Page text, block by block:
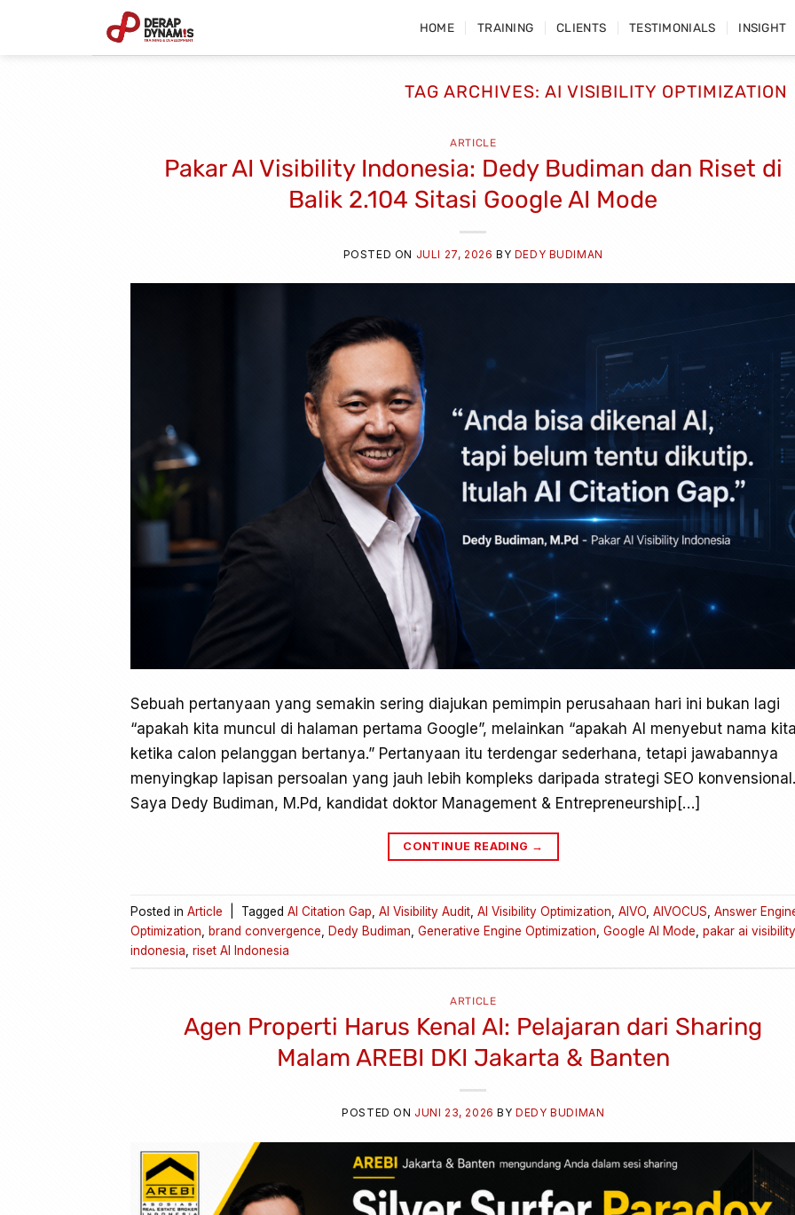
HOME TRAINING CLIENTS TESTIMONIALS INSIGHT
TAG ARCHIVES: AI VISIBILITY OPTIMIZATION
ARTICLE
Pakar AI Visibility Indonesia: Dedy Budiman dan Riset di
Balik 2.104 Sitasi Google AI Mode
POSTED ON JULI 27, 2026 BY DEDY BUDIMAN
Sebuah pertanyaan yang semakin sering diajukan pemimpin perusahaan hari ini bukan lagi
“apakah kita muncul di halaman pertama Google”, melainkan “apakah AI menyebut nama
ketika calon pelanggan bertanya.” Pertanyaan itu terdengar sederhana, tetapi jawabannya
menyingkap lapisan persoalan yang jauh lebih kompleks daripada strategi SEO konvensional.
Saya Dedy Budiman, M.Pd, kandidat doktor Management & Entrepreneurship[…]
CONTINUE READING →
Posted in Article Tagged AI Citation Gap, AI Visibility Audit, AI Visibility Optimization, AIVO, AIVOCUS, Answer
Optimization, brand convergence, Dedy Budiman, Generative Engine Optimization, Google AI Mode, pakar ai visibility
indonesia, riset AI Indonesia
ARTICLE
Agen Properti Harus Kenal AI: Pelajaran dari Sharing
Malam AREBI DKI Jakarta & Banten
POSTED ONJUNI 23, 2026 BYDEDY BUDIMAN